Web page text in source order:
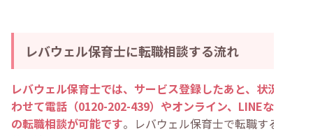
レバウェル保育士に転職相談する流れ
レバウェル保育士では、サービス登録したあと、状況に合
わせて電話（0120-202-439）やオンライン、LINEなどで
の転職相談が可能です。レバウェル保育士で転職する具体